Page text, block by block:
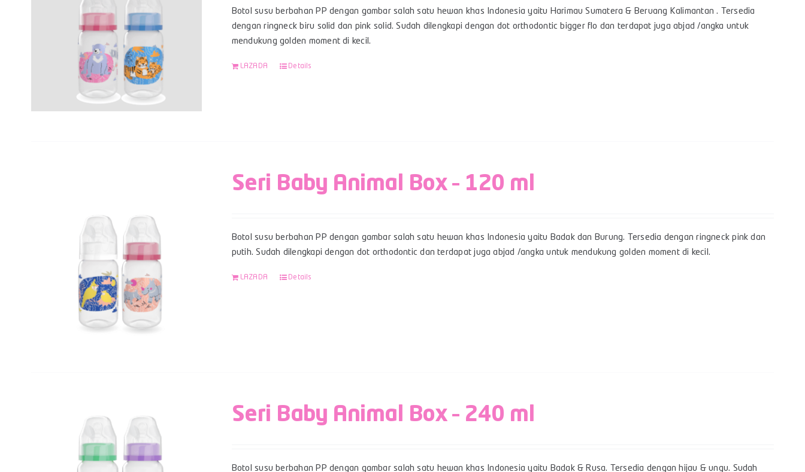
Botol susu berbahan PP dengan gambar salah satu hewan khas Indonesia yaitu Harimau Sumatera & Beruang Kalimantan . Tersedia
dengan ringneck biru solid dan pink solid. Sudah dilengkapi dengan dot orthodontic bigger flo dan terdapat juga abjad /angka untuk
mendukung golden moment di kecil.
LAZADA Details
Seri Baby Animal Box – 120 ml
Botol susu berbahan PP dengan gambar salah satu hewan khas Indonesia yaitu Badak dan Burung. Tersedia dengan ringneck pink dan
putih. Sudah dilengkapi dengan dot orthodontic dan terdapat juga abjad /angka untuk mendukung golden moment di kecil.
LAZADA Details
Seri Baby Animal Box – 240 ml
Botol susu berbahan PP dengan gambar salah satu hewan khas Indonesia yaitu Badak & Rusa. Tersedia dengan hijau & ungu. Sudah